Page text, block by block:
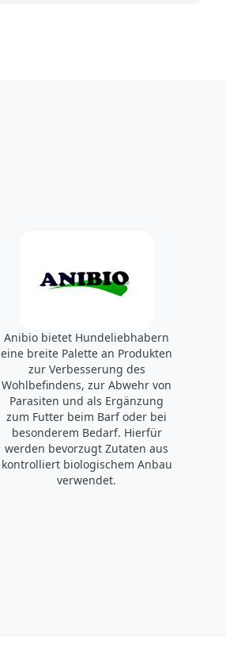
Anibio bietet Hundeliebhabern
eine breite Palette an Produkten
zur Verbesserung des
Wohlbefindens, zur Abwehr von
Parasiten und als Ergänzung
zum Futter beim Barf oder bei
besonderem Bedarf. Hierfür
werden bevorzugt Zutaten aus
kontrolliert biologischem Anbau
verwendet.